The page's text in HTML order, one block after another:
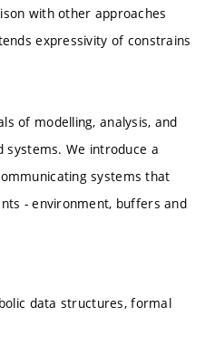
with other approaches
expressivity of constrains
of modelling, analysis, and
We introduce a
systems that
- environment, buffers and
data structures, formal